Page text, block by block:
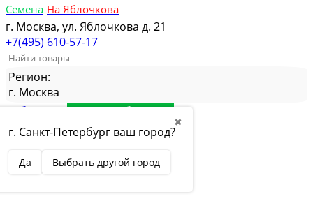
Семена На Яблочкова
г. Москва, ул. Яблочкова д. 21
+7(495) 610-57-17
Регион:
г. Москва
✖
г. Санкт-Петербург ваш город?
Да Выбрать другой город
Избранное Товар в избранном
СравнениеТовар в сравнении
Вход
Вход